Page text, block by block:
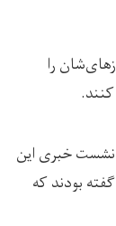
را
نشست خبری این
بودند که